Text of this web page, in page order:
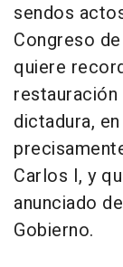
sendos
Congreso
quiere
dictadura,
Carlos I, y
anunciado
Gobierno.